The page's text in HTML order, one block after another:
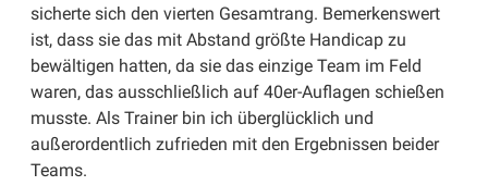
sicherte sich den vierten Gesamtrang. Bemerkenswert
ist, dass sie das mit Abstand größte Handicap zu
bewältigen hatten, da sie das einzige Team im Feld
waren, das ausschließlich auf 40er-Auflagen schießen
musste. Als Trainer bin ich überglücklich und
außerordentlich zufrieden mit den Ergebnissen beider
Teams.